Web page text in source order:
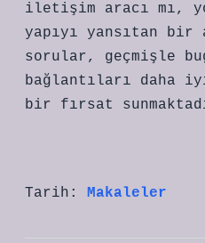
iletişim aracı mı,
yapıyı yansıtan bir
sorular, geçmişle
bağlantıları daha
bir fırsat
Tarih: Makaleler